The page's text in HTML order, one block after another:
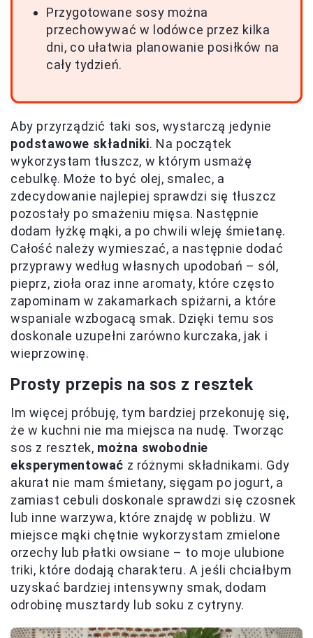
Przygotowane sosy można
przechowywać w lodówce przez kilka
dni, co ułatwia planowanie posiłków na
cały tydzień.
Aby przyrządzić taki sos, wystarczą jedynie
podstawowe składniki. Na początek
wykorzystam tłuszcz, w którym usmażę
cebulkę. Może to być olej, smalec, a
zdecydowanie najlepiej sprawdzi się tłuszcz
pozostały po smażeniu mięsa. Następnie
dodam łyżkę mąki, a po chwili wleję śmietanę.
Całość należy wymieszać, a następnie dodać
przyprawy według własnych upodobań – sól,
pieprz, zioła oraz inne aromaty, które często
zapominam w zakamarkach spiżarni, a które
wspaniale wzbogacą smak. Dzięki temu sos
doskonale uzupełni zarówno kurczaka, jak i
wieprzowinę.
Prosty przepis na sos z resztek
Im więcej próbuję, tym bardziej przekonuję się,
że w kuchni nie ma miejsca na nudę. Tworząc
sos z resztek, można swobodnie
eksperymentować z różnymi składnikami. Gdy
akurat nie mam śmietany, sięgam po jogurt, a
zamiast cebuli doskonale sprawdzi się czosnek
lub inne warzywa, które znajdę w pobliżu. W
miejsce mąki chętnie wykorzystam zmielone
orzechy lub płatki owsiane – to moje ulubione
triki, które dodają charakteru. A jeśli chciałbym
uzyskać bardziej intensywny smak, dodam
odrobinę musztardy lub soku z cytryny.